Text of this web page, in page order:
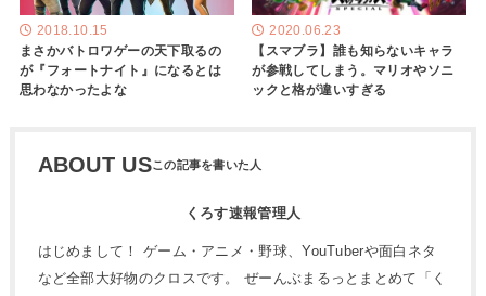
2018.10.15
まさかバトロワゲーの天下取るの
が『フォートナイト』になるとは
思わなかったよな
2020.06.23
【スマブラ】誰も知らないキャラ
が参戦してしまう。マリオやソニ
ックと格が違いすぎる
ABOUT US
くろす速報管理人
はじめまして！ ゲーム・アニメ・野球、YouTuberや面白ネタ
など全部大好物のクロスです。 ぜーんぶまるっとまとめて「く